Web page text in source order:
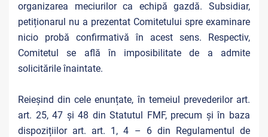
organizarea meciurilor ca echipă gazdă. Subsidiar,
petiționarul nu a prezentat Comitetului spre examinare
nicio probă confirmativă în acest sens. Respectiv,
Comitetul se află în imposibilitate de a admite
solicitările înaintate.
Reieșind din cele enunțate, în temeiul prevederilor art.
art. 25, 47 și 48 din Statutul FMF, precum și în baza
dispozițiilor art. art. 1, 4 – 6 din Regulamentul de